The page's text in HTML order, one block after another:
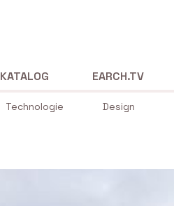
Technologie Design
KATALOG EARCH.TV